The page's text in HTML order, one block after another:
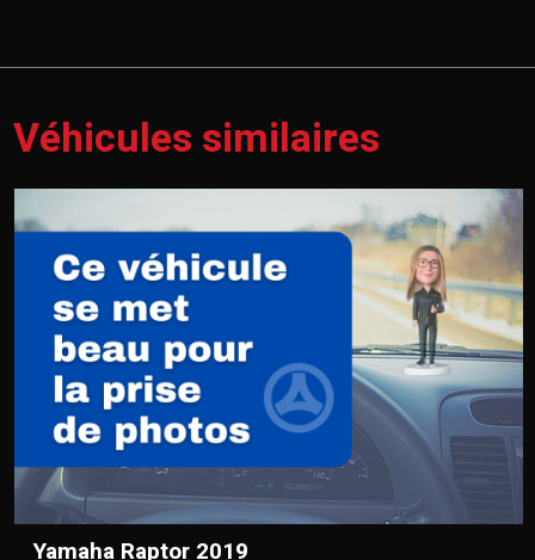
Véhicules similaires
Yamaha Raptor 2019